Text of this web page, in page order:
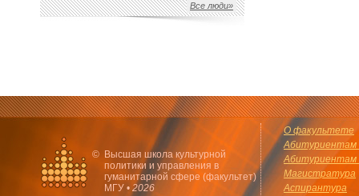
Все люди»
© Высшая школа культурной
политики и управления в
гуманитарной сфере (факультет)
МГУ • 2026
О факультете
Абитуриентам
Абитуриентам
Магистратура
Аспирантура